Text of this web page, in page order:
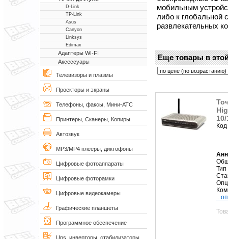
D-Link
TP-Link
Asus
Canyon
Linksys
Edimax
Адаптеры WI-FI
Аксессуары
Телевизоры и плазмы
Проекторы и экраны
Телефоны, факсы, Мини-АТС
Принтеры, Сканеры, Копиры
Автозвук
MP3/MP4 плееры, диктофоны
Цифровые фотоаппараты
Цифровые фоторамки
Цифровые видеокамеры
Графические планшеты
Программное обеспечение
Ups, инверторы, стабилизаторы
мобильным
либо к глобальной
развлекательных
Еще товары в
Тип